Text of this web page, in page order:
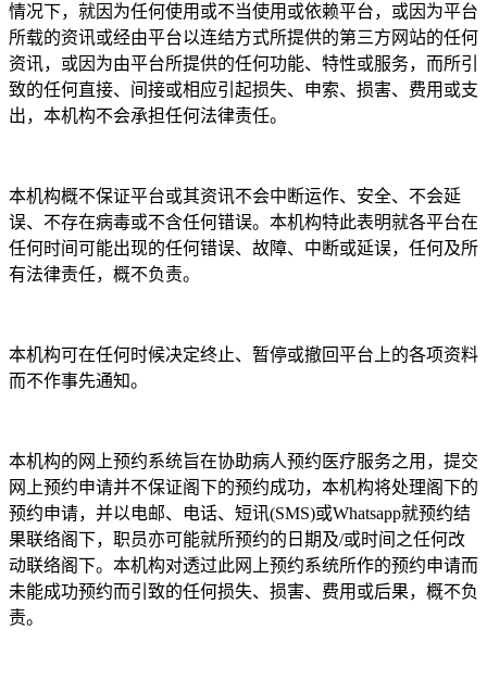
情况下，就因为任何使用或不当使用或依赖平台，或因为平台
所载的资讯或经由平台以连结方式所提供的第三方网站的任何
资讯，或因为由平台所提供的任何功能、特性或服务，而所引
致的任何直接、间接或相应引起损失、申索、损害、费用或支
出，本机构不会承担任何法律责任。
本机构概不保证平台或其资讯不会中断运作、安全、不会延
误、不存在病毒或不含任何错误。本机构特此表明就各平台在
任何时间可能出现的任何错误、故障、中断或延误，任何及所
有法律责任，概不负责。
本机构可在任何时候决定终止、暂停或撤回平台上的各项资料
⽽不作事先通知。
本机构的网上预约系统旨在协助病人预约医疗服务之用，提交
网上预约申请并不保证阁下的预约成功，本机构将处理阁下的
预约申请，并以电邮、电话、短讯(SMS)或Whatsapp就预约结
果联络阁下，职员亦可能就所预约的日期及/或时间之任何改
动联络阁下。本机构对透过此网上预约系统所作的预约申请而
未能成功预约而引致的任何损失、损害、费用或后果，概不负
责。